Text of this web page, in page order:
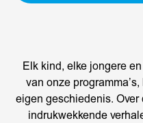
Elk kind, elke jongere
van onze
eigen geschiedenis.
indrukwekkende